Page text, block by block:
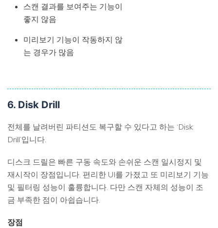
스캔 결과를 보여주는 기능이
좋지 않음
미리보기 기능이 작동하지 않
는 경우가 많음
6. Disk Drill
전체를 날려버린 파티션도 복구할 수 있다고 하는 ‘Disk
Drill’입니다.
디스크 드릴은 빠른 구동 속도와 손쉬운 스캔 일시정지 및
재시작이 장점입니다. 편리한 UI를 가졌고 또 미리보기 기능
및 필터링 성능이 훌륭합니다. 다만 스캔 자체의 성능이 조
금 부족한 점이 아쉽습니다.
장점